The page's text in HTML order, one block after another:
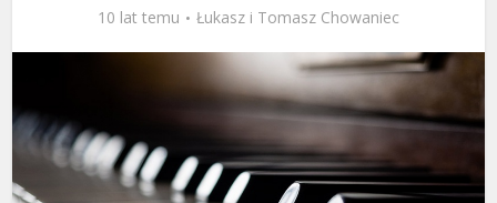
10 lat temu Łukasz i Tomasz Chowaniec